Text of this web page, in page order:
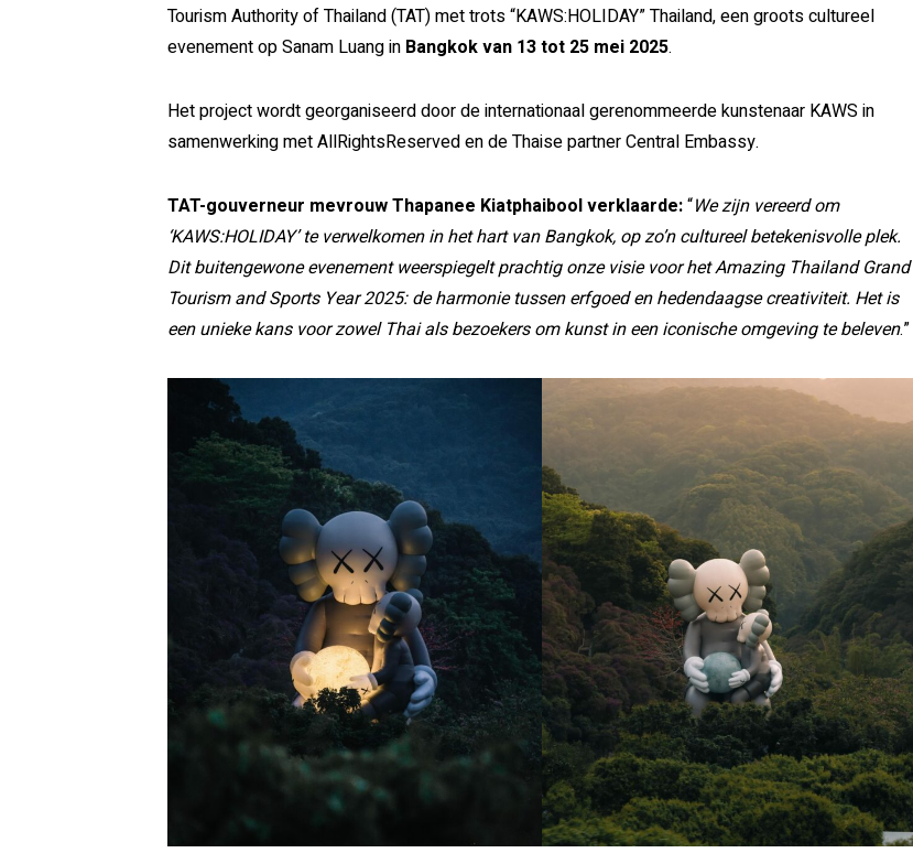
Tourism Authority of Thailand (TAT) met trots “KAWS:HOLIDAY” Thailand, een groots cultureel
evenement op Sanam Luang in Bangkok van 13 tot 25 mei 2025.
Het project wordt georganiseerd door de internationaal gerenommeerde kunstenaar KAWS in
samenwerking met AllRightsReserved en de Thaise partner Central Embassy.
TAT-gouverneur mevrouw Thapanee Kiatphaibool verklaarde:“We zijn vereerd om
‘KAWS:HOLIDAY’ te verwelkomen in het hart van Bangkok, op zo’n cultureel betekenisvolle plek.
Dit buitengewone evenement weerspiegelt prachtig onze visie voor het Amazing Thailand Grand
Tourism and Sports Year 2025: de harmonie tussen erfgoed en hedendaagse creativiteit. Het is
een unieke kans voor zowel Thai als bezoekers om kunst in een iconische omgeving te beleven.”